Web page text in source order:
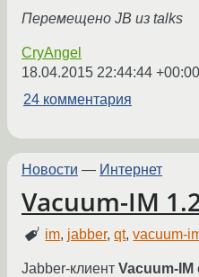
Перемещено JB из talks
CryAngel
18.04.2015 22:44:44 +00:00
24 комментария
Новости — Интернет
Vacuum-IM
im, jabber,qt,vacuum-
Jabber-клиент Vacuum-IM